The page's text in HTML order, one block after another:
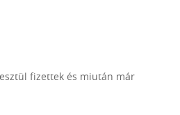
fizettek és miután már